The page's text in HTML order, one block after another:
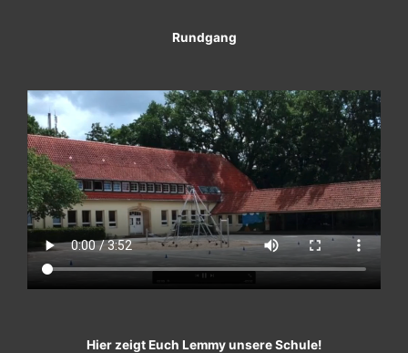
Rundgang
Hier zeigt Euch Lemmy unsere Schule!